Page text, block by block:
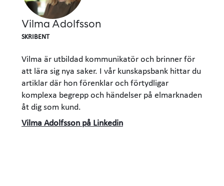
Vilma Adolfsson
SKRIBENT
Vilma är utbildad kommunikatör och brinner för
att lära sig nya saker. I vår kunskapsbank hittar du
artiklar där hon förenklar och förtydligar
komplexa begrepp och händelser på elmarknaden
åt dig som kund.
Vilma Adolfsson på Linkedin